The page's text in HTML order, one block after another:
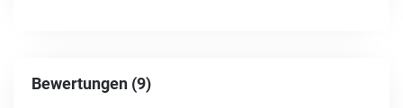
Bewertungen (9)